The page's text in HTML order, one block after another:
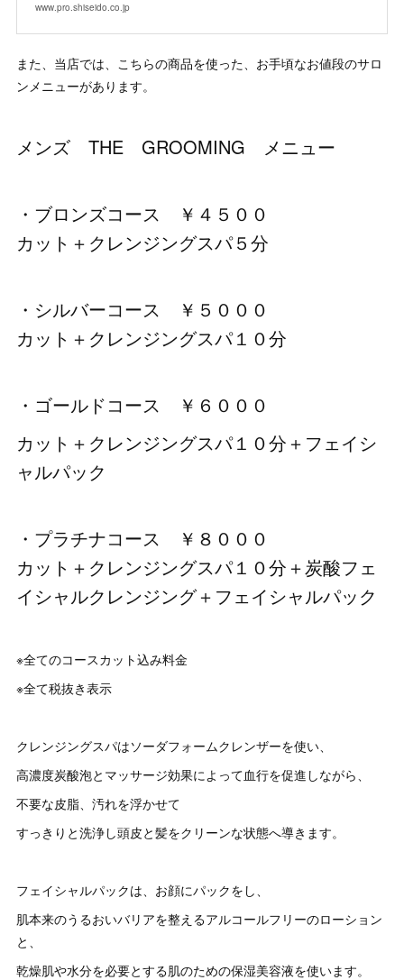
www.pro.shiseido.co.jp
また、当店では、こちらの商品を使った、お手頃なお値段のサロ
ンメニューがあります。
メンズ THE GROOMING メニュー
・ブロンズコース ￥４５００
カット＋クレンジングスパ５分
・シルバーコース ￥５０００
カット＋クレンジングスパ１０分
・ゴールドコース ￥６０００
カット＋クレンジングスパ１０分＋フェイシ
ャルパック
・プラチナコース ￥８０００
カット＋クレンジングスパ１０分＋炭酸フェ
イシャルクレンジング＋フェイシャルパック
※全てのコースカット込み料金
※全て税抜き表示
クレンジングスパはソーダフォームクレンザーを使い、
高濃度炭酸泡とマッサージ効果によって血行を促進しながら、
不要な皮脂、汚れを浮かせて
すっきりと洗浄し頭皮と髪をクリーンな状態へ導きます。
フェイシャルパックは、お顔にパックをし、
肌本来のうるおいバリアを整えるアルコールフリーのローション
と、
乾燥肌や水分を必要とする肌のための保湿美容液を使います。